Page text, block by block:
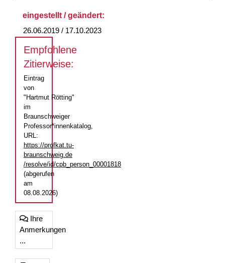
eingestellt / geändert:
26.06.2019 / 17.10.2023
Empfohlene
Zitierweise:
Eintrag
von
"Hartmut Rötting"
im
Braunschweiger
Professor*innenkatalog,
URL:
https://profkat.tu-
braunschweig.de
/resolve/id/cpb_person_00001818
(abgerufen
am
08.08.2026)
Ihre
Anmerkungen
...